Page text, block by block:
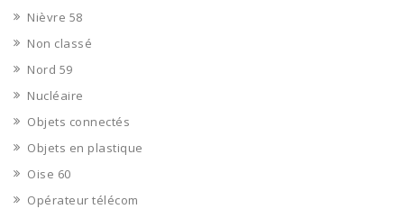
Nièvre 58
Non classé
Nord 59
Nucléaire
Objets connectés
Objets en plastique
Oise 60
Opérateur télécom